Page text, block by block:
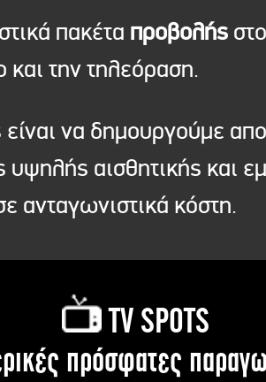
πακέτα προβολής στο
την τηλεόραση.
να δημουργούμε
αισθητικής και
ανταγωνιστικά κόστη.
TV SPOTS
πρόσφατες